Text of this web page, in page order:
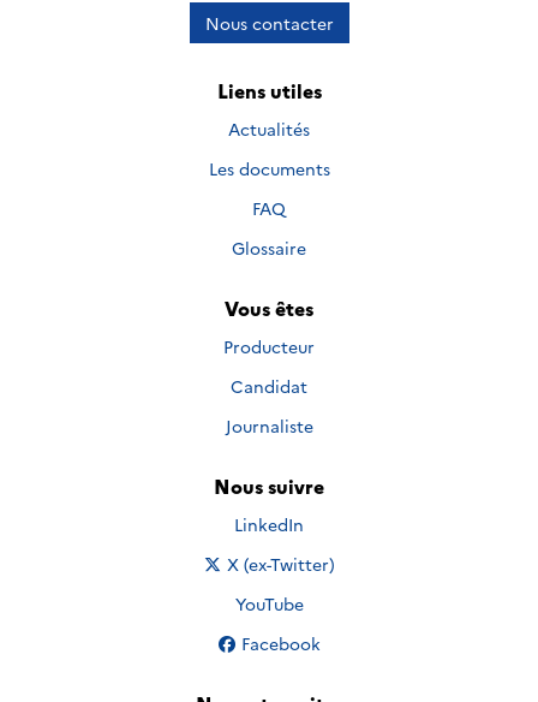
Nous contacter
Liens utiles
Actualités
Les documents
FAQ
Glossaire
Vous êtes
Producteur
Candidat
Journaliste
Nous suivre
Nous suivre sur
LinkedIn
Nous suivre sur
X (ex-Twitter)
Nous suivre sur
YouTube
Nous suivre sur
Facebook